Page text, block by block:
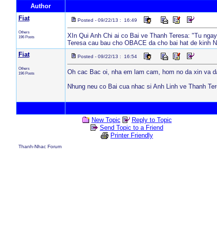
Author
Fiat
Others
196 Posts
Posted - 09/22/13 : 16:49
XIn Qui Anh Chi ai co Bai ve Thanh Teresa: "Tu
Teresa cau bau cho OBACE da cho bai hat de kinh
Fiat
Others
196 Posts
Posted - 09/22/13 : 16:54
Oh cac Bac oi, nha em lam cam, hom no da xin va
Nhung neu co Bai cua nhac si Anh Linh ve Thanh
New Topic
Reply to Topic
Send Topic to a Friend
Printer Friendly
Thanh-Nhac Forum